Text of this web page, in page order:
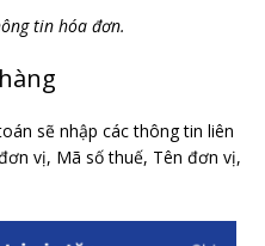
tin hóa đơn.
sẽ nhập các thông tin liên
vị, Mã số thuế, Tên đơn vị,